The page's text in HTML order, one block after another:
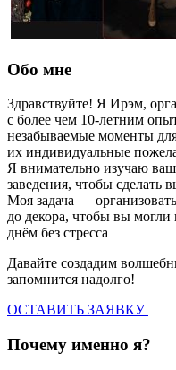
Обо мне
Здравствуйте! Я Ирэм,
с более чем 10-летним
незабываемые моменты
их индивидуальные
Я внимательно изучаю
заведения, чтобы сделать
Моя задача —
до декора, чтобы вы
днём без стресса
Давайте создадим
запомнится надолго!
ОСТАВИТЬ ЗАЯВКУ
Почему именно я?